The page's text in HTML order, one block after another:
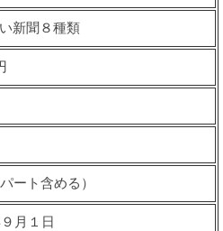
新聞８種類
ート含める）
月１日